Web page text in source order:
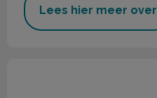
Lees hier meer over